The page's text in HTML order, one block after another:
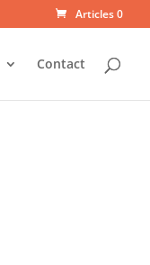
Articles 0
Contact